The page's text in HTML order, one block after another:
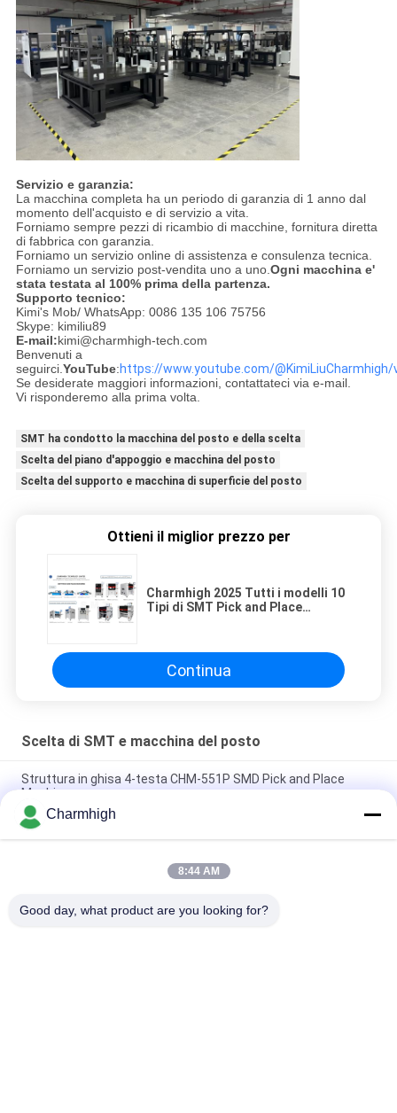
Servizio e garanzia:
La macchina completa ha un periodo di garanzia di 1 anno dal
momento dell'acquisto e di servizio a vita.
Forniamo sempre pezzi di ricambio di macchine, fornitura diretta
di fabbrica con garanzia.
Forniamo un servizio online di assistenza e consulenza tecnica.
Forniamo un servizio post-vendita uno a uno.Ogni macchina e'
stata testata al 100% prima della partenza.
Supporto tecnico:
Kimi's Mob/ WhatsApp: 0086 135 106 75756
Skype: kimiliu89
E-mail:kimi@charmhigh-tech.com
Benvenuti a
seguirci.YouTube:https://www.youtube.com/@KimiLiuCharmhigh/
Se desiderate maggiori informazioni, contattateci via e-mail.
Vi risponderemo alla prima volta.
SMT ha condotto la macchina del posto e della scelta
Scelta del piano d'appoggio e macchina del posto
Scelta del supporto e macchina di superficie del posto
Ottieni il miglior prezzo per
Charmhigh 2025 Tutti i modelli 10
Tipi di SMT Pick and Place
Continua
Scelta di SMT e macchina del posto
Struttura in ghisa 4-testa CHM-551P SMD Pick and Place
Machine
Modulo TC06 di precisione elevata con design stretto,
macchina SMT pick and place, 6 teste, supporta 01005
Charmhigh TM08 Macchina per il posizionamento del
Charmhigh
8:44 AM
Good day, what product are you looking for?